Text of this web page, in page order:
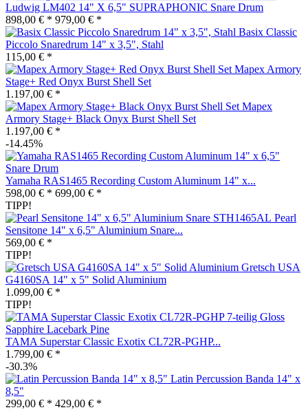
Ludwig LM402 14" X 6,5" SUPRAPHONIC Snare Drum
898,00 € * 979,00 € *
Basix Classic
Piccolo Snaredrum 14" x 3,5", Stahl
115,00 € *
Mapex Armory
Stage+ Red Onyx Burst Shell Set
1.197,00 € *
Mapex
Armory Stage+ Black Onyx Burst Shell Set
1.197,00 € *
-14.45%
Yamaha RAS1465 Recording Custom Aluminum 14" x...
598,00 € * 699,00 € *
TIPP!
Pearl
Sensitone 14" x 6,5" Aluminium Snare...
569,00 € *
TIPP!
Gretsch USA
G4160SA 14" x 5" Solid Aluminium
1.099,00 € *
TIPP!
TAMA Superstar Classic Exotix CL72R-PGHP...
1.799,00 € *
-30.3%
Latin Percussion Banda 14" x
8,5"
299,00 € * 429,00 € *